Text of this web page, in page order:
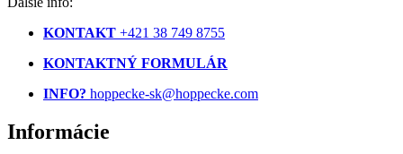
KONTAKT +421 38 749 8755
KONTAKTNÝ FORMULÁR
INFO? hoppecke-sk@hoppecke.com
Informácie